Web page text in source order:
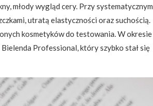
młody wygląd cery. Przy systematycznym
utratą elastyczności oraz suchością.
kosmetyków do testowania. W okresie
Professional, który szybko stał się